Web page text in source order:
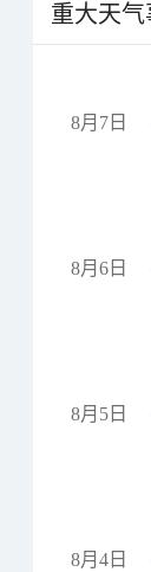
重大天气
8月7日
8月6日
8月5日
8月4日